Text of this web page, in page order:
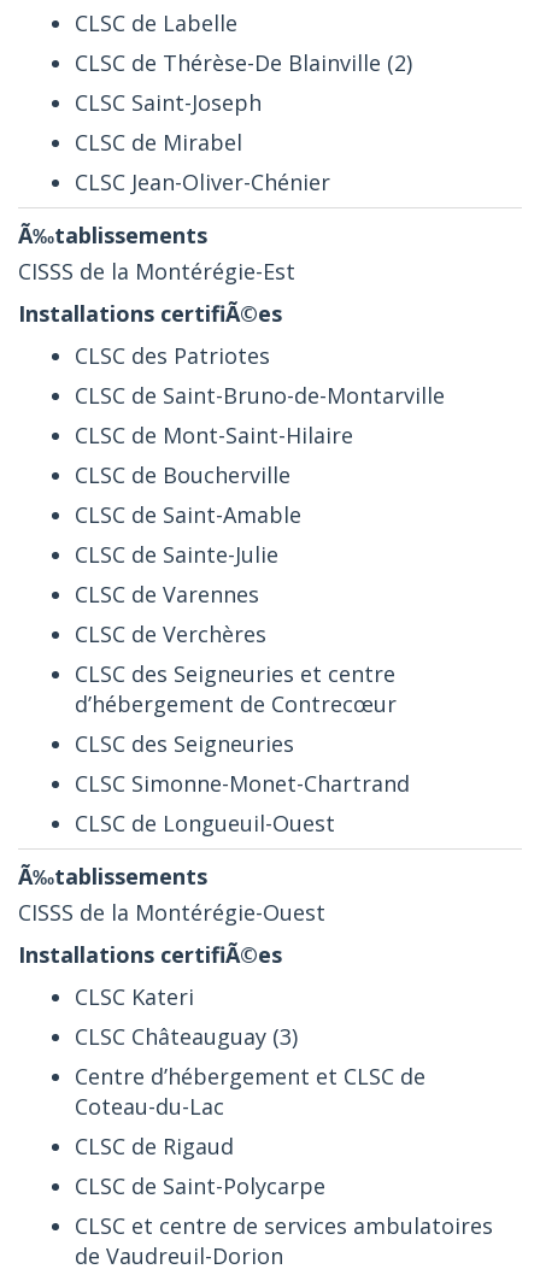
CLSC de Labelle
CLSC de Thérèse-De Blainville (2)
CLSC Saint-Joseph
CLSC de Mirabel
CLSC Jean-Oliver-Chénier
CISSS de la Montérégie-Est
CLSC des Patriotes
CLSC de Saint-Bruno-de-Montarville
CLSC de Mont-Saint-Hilaire
CLSC de Boucherville
CLSC de Saint-Amable
CLSC de Sainte-Julie
CLSC de Varennes
CLSC de Verchères
CLSC des Seigneuries et centre
d’hébergement de Contrecœur
CLSC des Seigneuries
CLSC Simonne-Monet-Chartrand
CLSC de Longueuil-Ouest
CISSS de la Montérégie-Ouest
CLSC Kateri
CLSC Châteauguay (3)
Centre d’hébergement et CLSC de
Coteau-du-Lac
CLSC de Rigaud
CLSC de Saint-Polycarpe
CLSC et centre de services ambulatoires
de Vaudreuil-Dorion